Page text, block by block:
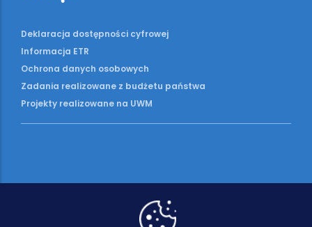
Deklaracja dostępności cyfrowej
Informacja ETR
Ochrona danych osobowych
Zadania realizowane z budżetu państwa
Projekty realizowane na UWM